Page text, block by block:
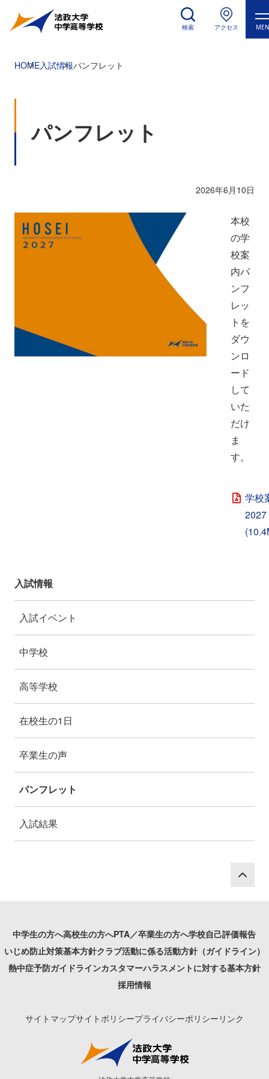
検索 アクセス
HOME入試情報パンフレット
パンフレット
2026年6月10日
本校
の学
校案
内パ
ンフ
レッ
トを
ダウ
ンロ
ード
して
いた
だけ
ま
す。
学校
2027
入試情報
入試イベント
中学校
高等学校
在校生の1日
卒業生の声
パンフレット
入試結果
中学生の方へ高校生の方へPTA／卒業生の方へ学校自己評価報告
いじめ防止対策基本方針クラブ活動に係る活動方針（ガイドライン）
熱中症予防ガイドラインカスタマーハラスメントに対する基本方針
採用情報
サイトマップサイトポリシープライバシーポリシー リンク